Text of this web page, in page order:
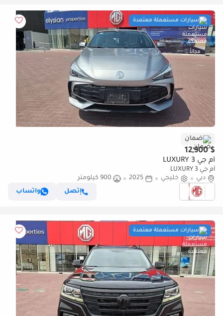
سيارات مستعملة معتمدة
ضمان
$ 12,900
أم جي 3 LUXURY
أم جي 3 LUXURY
دبي
خليجي 2025
900 كيلومتر
إتصل
واتساب
سيارات مستعملة معتمدة